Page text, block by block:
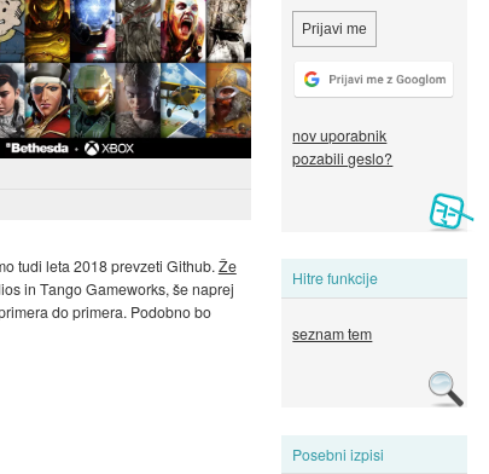
nov uporabnik
pozabili geslo?
Hitre funkcije
seznam tem
Posebni izpisi
tudi leta 2018 prevzeti Github. Že
in Tango Gameworks, še naprej
do primera. Podobno bo